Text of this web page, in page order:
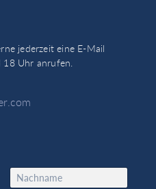
jederzeit eine E-Mail
18 Uhr anrufen.